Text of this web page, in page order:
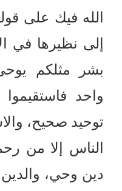
الله فيك على
إلى نظيرها في
بشر مثلكم
واحد فاستقيموا
توحيد صحيح،
الناس إلا من
دين وحي، والدين